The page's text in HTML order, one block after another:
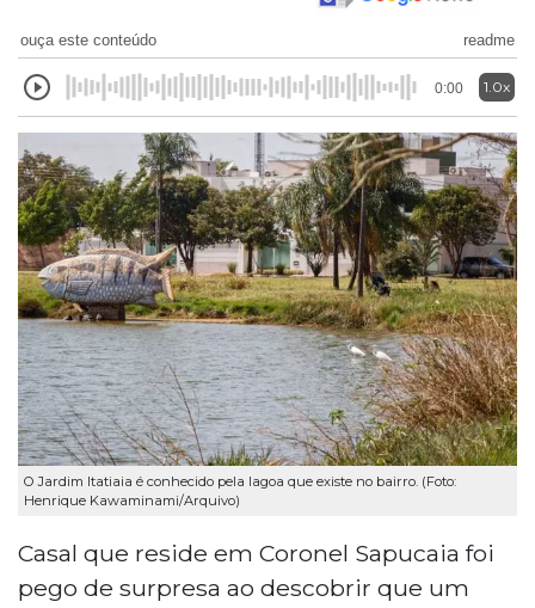
ouça este conteúdo readme
0:00 1.0x
O Jardim Itatiaia é conhecido pela lagoa que existe no bairro. (Foto:
Henrique Kawaminami/Arquivo)
Casal que reside em Coronel Sapucaia foi
pego de surpresa ao descobrir que um